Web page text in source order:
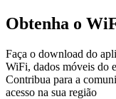
Obtenha o
Faça o download do
WiFi, dados móveis do
Contribua para a
acesso na sua região